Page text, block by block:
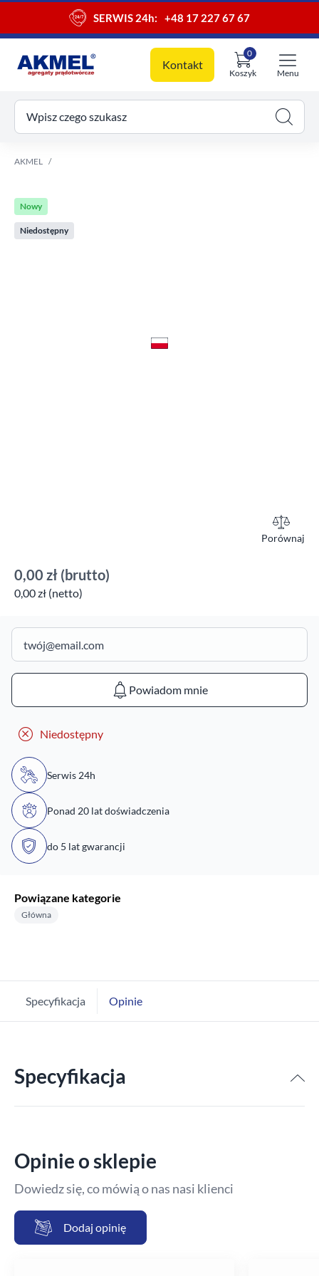
SERWIS 24h: +48 17 227 67 67
Kontakt
Koszyk
0
koszyk
Menu
Wpisz czego szukasz
AKMEL
Nowy
Niedostępny
Porównaj
0,00 zł (brutto)
0,00 zł (netto)
Powiadom mnie
Niedostępny
Serwis 24h
Ponad 20 lat doświadczenia
do 5 lat gwarancji
Powiązane kategorie
Główna
Specyfikacja Opinie
Specyfikacja
Opinie o sklepie
Dowiedz się, co mówią o nas nasi klienci
Dodaj opinię